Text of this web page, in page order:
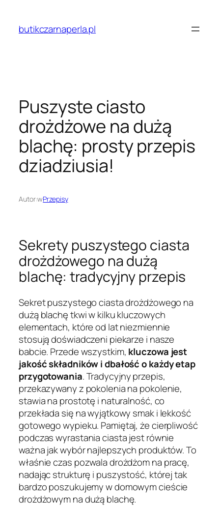
treścibutikczarnaperla.pl
Puszyste ciasto
drożdżowe na dużą
blachę: prosty przepis
dziadziusia!
Autor:wPrzepisy
Sekrety puszystego ciasta
drożdżowego na dużą
blachę: tradycyjny przepis
Sekret puszystego ciasta drożdżowego na
dużą blachę tkwi w kilku kluczowych
elementach, które od lat niezmiennie
stosują doświadczeni piekarze i nasze
babcie. Przede wszystkim, kluczowa jest
jakość składników i dbałość o każdy etap
przygotowania. Tradycyjny przepis,
przekazywany z pokolenia na pokolenie,
stawia na prostotę i naturalność, co
przekłada się na wyjątkowy smak i lekkość
gotowego wypieku. Pamiętaj, że cierpliwość
podczas wyrastania ciasta jest równie
ważna jak wybór najlepszych produktów. To
właśnie czas pozwala drożdżom na pracę,
nadając strukturę i puszystość, której tak
bardzo poszukujemy w domowym cieście
drożdżowym na dużą blachę.